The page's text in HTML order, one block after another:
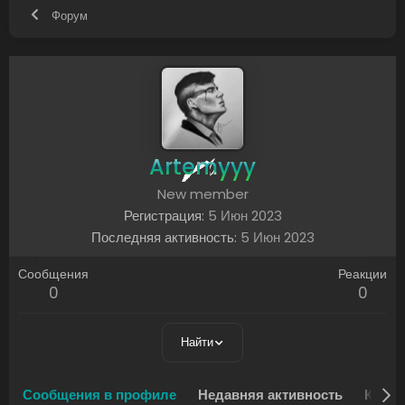
Форум
Artemyyy
New member
Регистрация 5 Июн 2023
Последняя активность 5 Июн 2023
Сообщения
0
Реакции
0
Найти
Сообщения в профиле Недавняя активность